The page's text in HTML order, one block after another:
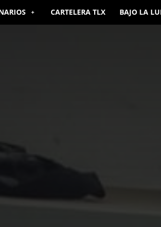
CARTELERA TLX BAJO LA